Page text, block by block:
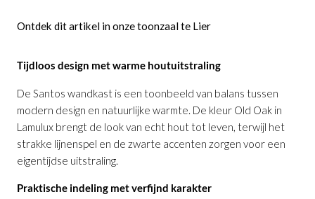
Ontdek dit artikel in onze toonzaal te Lier
Tijdloos design met warme houtuitstraling
De Santos wandkast is een toonbeeld van balans tussen
modern design en natuurlijke warmte. De kleur Old Oak in
Lamulux brengt de look van echt hout tot leven, terwijl het
strakke lijnenspel en de zwarte accenten zorgen voor een
eigentijdse uitstraling.
Praktische indeling met verfijnd karakter